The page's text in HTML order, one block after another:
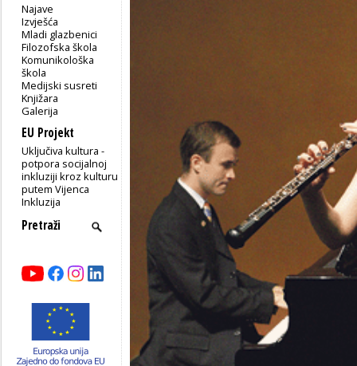
Najave
Izvješća
Mladi glazbenici
Filozofska škola
Komunikološka
škola
Medijski susreti
Knjižara
Galerija
EU Projekt
Uključiva kultura -
potpora socijalnoj
inkluziji kroz kulturu
putem Vijenca
Inkluzija